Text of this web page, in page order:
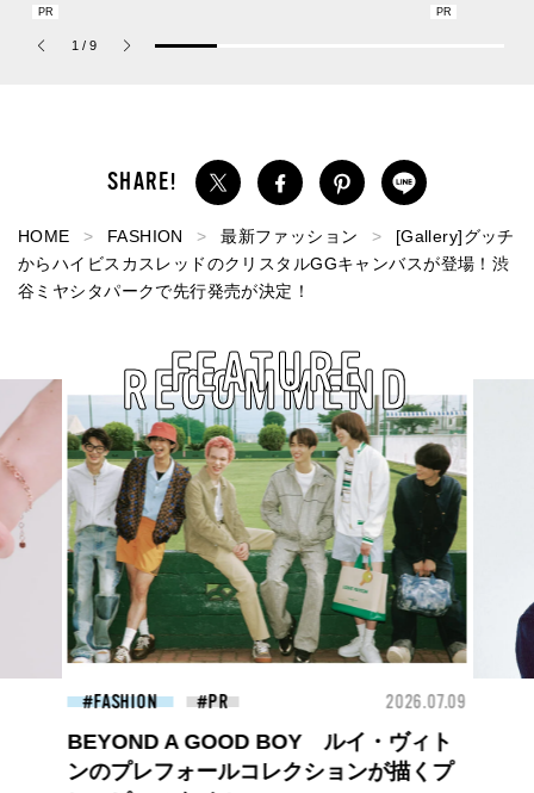
の新作フレグランス「コ
パルファム」
描くプレッピ
1 / 9
HOME FASHION 最新ファッション
[Gallery]グッチ
からハイビスカスレッドのクリスタルGGキャンバスが登場！渋
谷ミヤシタパークで先行発売が決定！
RECOMMEND
FEATURE
FASHION 2026.07.09
【PRADA × NI-KI(ENHYPEN)】時をかけ
る、ニューモード